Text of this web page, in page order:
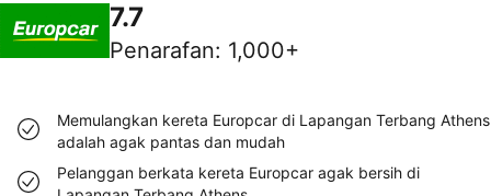
7.7
Penarafan: 1,000+
Memulangkan kereta Europcar di Lapangan Terbang Athens
adalah agak pantas dan mudah
Pelanggan berkata kereta Europcar agak bersih di